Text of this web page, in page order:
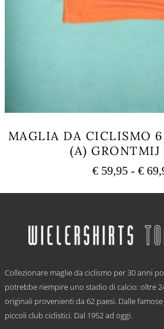
MAGLIA DA CICLISMO
(A) GRONTMIJ
€59,95 - €
varianti.
Le
essere
scelte
pagina
Collezionare maglie da ciclismo per 30 anni
potrebbe riempire uno stadio di calcio: oltre
originali provenienti da 62 paesi. Dalle
piccoli club ciclistici. Dal 1952 ad oggi.